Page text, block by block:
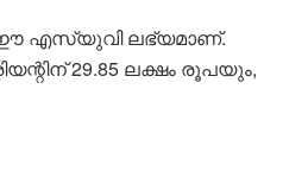
ഈ എസ്യുവി ലഭ്യമാണ്.
29.85 ലക്ഷം രൂപയും,